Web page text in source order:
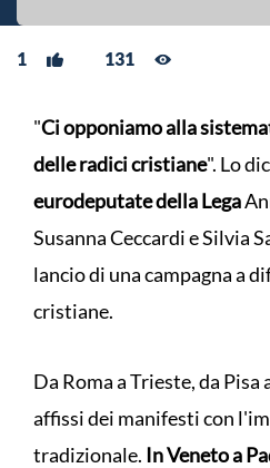
1 131
"Ci opponiamo alla
delle radici cristiane". Lo
eurodeputate della Lega
Susanna Ceccardi e Silvia
lancio di una campagna a
cristiane.
Da Roma a Trieste, da
affissi dei manifesti con
tradizionale. In Veneto a